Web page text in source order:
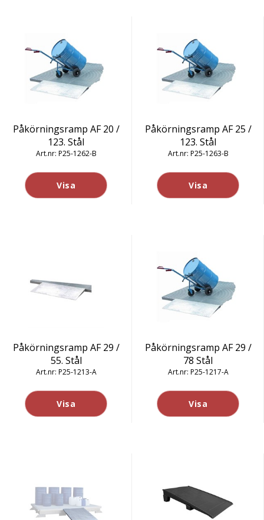
Påkörningsramp AF 20 /
123. Stål
P25-1262-B
Visa
Påkörningsramp AF 25 /
123. Stål
P25-1263-B
Visa
Påkörningsramp AF 29 /
55. Stål
P25-1213-A
Visa
Påkörningsramp AF 29 /
78 Stål
P25-1217-A
Visa